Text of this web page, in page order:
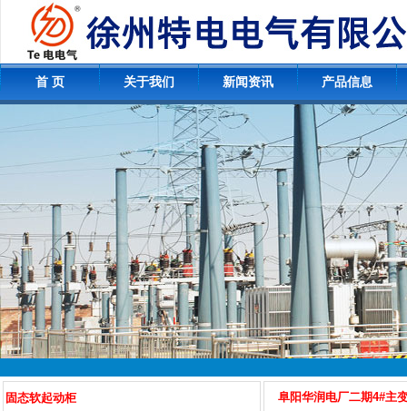
首 页 关于我们 新闻资讯 产品信息
固态软起动柜 阜阳华润电厂二期4#主